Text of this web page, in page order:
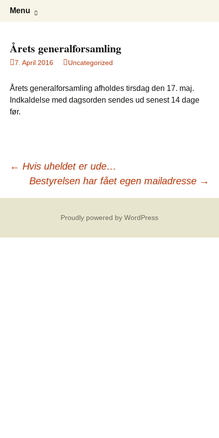
Roskildehave
Ejerforeningen Roskildehave
Menu
Årets generalforsamling
7. April 2016 Uncategorized
Årets generalforsamling afholdes tirsdag den 17. maj.
Indkaldelse med dagsorden sendes ud senest 14 dage
før.
Post
navigation
← Hvis uheldet er ude…
Bestyrelsen har fået egen mailadresse →
Proudly powered by WordPress